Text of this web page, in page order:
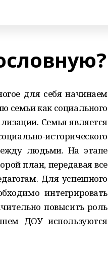
для себя начинаем
семьи как социального
Семья является
исторического
людьми. На этапе
план, передавая все
Для успешного
интегрировать
повысить роль
ДОУ используются